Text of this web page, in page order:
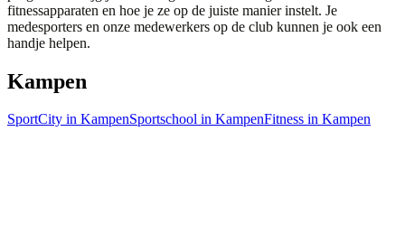
fitnessapparaten en hoe je ze op de juiste manier instelt. Je
medesporters en onze medewerkers op de club kunnen je ook een
handje helpen.
Kampen
SportCity in KampenSportschool in KampenFitness in Kampen